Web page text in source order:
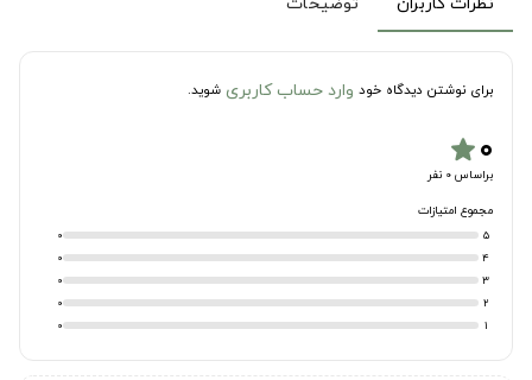
برای نوشتن دیدگاه خود وارد حساب کاربری شوید.
۰star
براساس 0 نفر
مجموع امتیازات
5
0
4
0
3
0
2
0
1
0